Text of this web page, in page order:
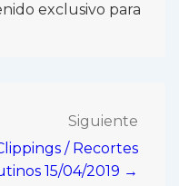
exclusivo para
Siguiente
/ Recortes
15/04/2019 →